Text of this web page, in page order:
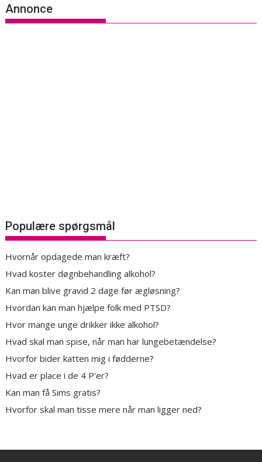
Annonce
Populære spørgsmål
Hvornår opdagede man kræft?
Hvad koster døgnbehandling alkohol?
Kan man blive gravid 2 dage før ægløsning?
Hvordan kan man hjælpe folk med PTSD?
Hvor mange unge drikker ikke alkohol?
Hvad skal man spise, når man har lungebetændelse?
Hvorfor bider katten mig i fødderne?
Hvad er place i de 4 P'er?
Kan man få Sims gratis?
Hvorfor skal man tisse mere når man ligger ned?